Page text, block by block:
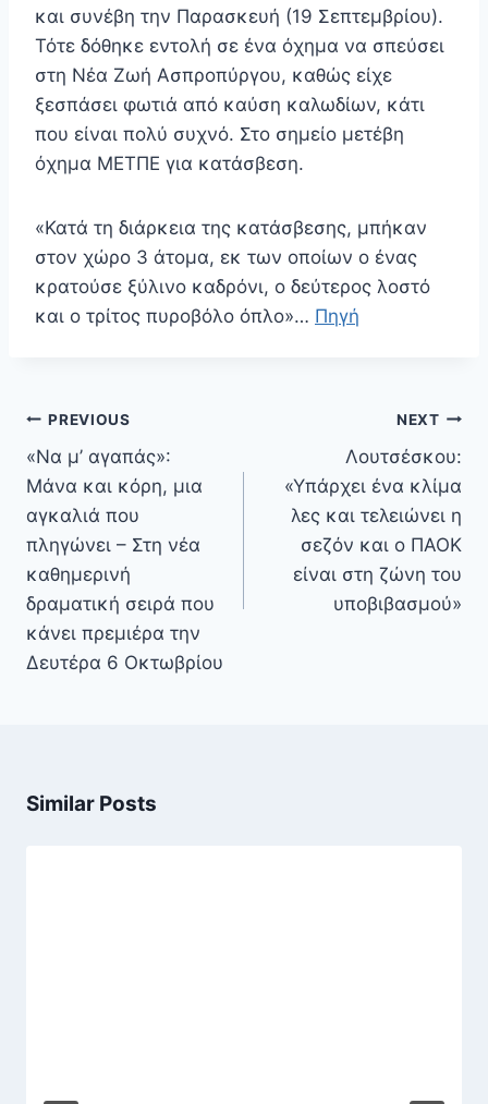
και συνέβη την Παρασκευή (19 Σεπτεμβρίου).
Τότε δόθηκε εντολή σε ένα όχημα να σπεύσει
στη Νέα Ζωή Ασπροπύργου, καθώς είχε
ξεσπάσει φωτιά από καύση καλωδίων, κάτι
που είναι πολύ συχνό. Στο σημείο μετέβη
όχημα ΜΕΤΠΕ για κατάσβεση.
«Κατά τη διάρκεια της κατάσβεσης, μπήκαν
στον χώρο 3 άτομα, εκ των οποίων ο ένας
κρατούσε ξύλινο καδρόνι, ο δεύτερος λοστό
και ο τρίτος πυροβόλο όπλο»… Πηγή
Πλοήγηση
άρθρων
PREVIOUS
«Να μ’ αγαπάς»:
Μάνα και κόρη, μια
αγκαλιά που
πληγώνει – Στη νέα
καθημερινή
δραματική σειρά που
κάνει πρεμιέρα την
Δευτέρα 6 Οκτωβρίου
NEXT
Λουτσέσκου:
«Υπάρχει ένα κλίμα
λες και τελειώνει η
σεζόν και ο ΠΑΟΚ
είναι στη ζώνη του
υποβιβασμού»
Similar Posts